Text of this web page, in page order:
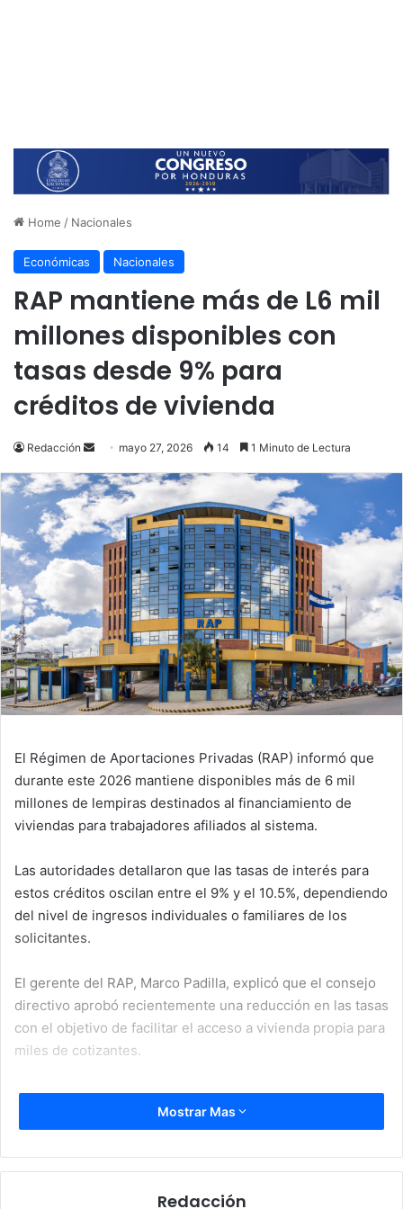
Home / Nacionales
Económicas Nacionales
RAP mantiene más de L6 mil
millones disponibles con
tasas desde 9% para
créditos de vivienda
Redacción
Send
email
mayo 27, 2026 14 1 Minuto de Lectura
El Régimen de Aportaciones Privadas (RAP) informó que
durante este 2026 mantiene disponibles más de 6 mil
millones de lempiras destinados al financiamiento de
viviendas para trabajadores afiliados al sistema.
Las autoridades detallaron que las tasas de interés para
estos créditos oscilan entre el 9% y el 10.5%, dependiendo
del nivel de ingresos individuales o familiares de los
solicitantes.
El gerente del RAP, Marco Padilla, explicó que el consejo
directivo aprobó recientemente una reducción en las tasas
con el objetivo de facilitar el acceso a vivienda propia para
miles de cotizantes.
RAP busca facilitar acceso a
vivienda
Padilla señaló que los fondos ya están disponibles y
pueden ser solicitados por trabajadores afiliados que
Mostrar Mas
Redacción